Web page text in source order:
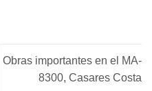
Obras importantes en el MA-
8300, Casares Costa